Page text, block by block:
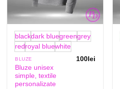
blackdark bluegreengrey
redroyal bluewhite
BLUZE
Bluze unisex
simple, textile
personalizate
100lei